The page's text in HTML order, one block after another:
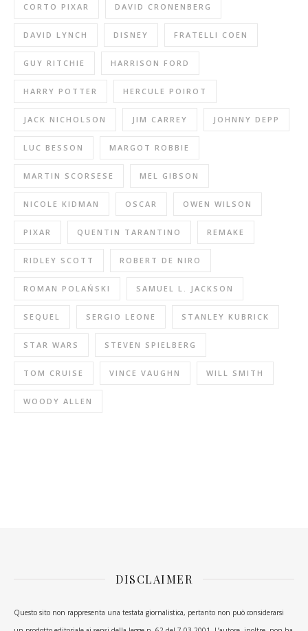
CORTO PIXAR DAVID CRONENBERG
DAVID LYNCH DISNEY FRATELLI COEN
GUY RITCHIE HARRISON FORD
HARRY POTTER HERCULE POIROT
JACK NICHOLSON JIM CARREY JOHNNY DEPP
LUC BESSON MARGOT ROBBIE
MARTIN SCORSESE MEL GIBSON
NICOLE KIDMAN OSCAR OWEN WILSON
PIXAR QUENTIN TARANTINO REMAKE
RIDLEY SCOTT ROBERT DE NIRO
ROMAN POLAŃSKI SAMUEL L. JACKSON
SEQUEL SERGIO LEONE STANLEY KUBRICK
STAR WARS STEVEN SPIELBERG
TOM CRUISE VINCE VAUGHN WILL SMITH
WOODY ALLEN
DISCLAIMER
Questo sito non rappresenta una testata giornalistica, pertanto non può considerarsi